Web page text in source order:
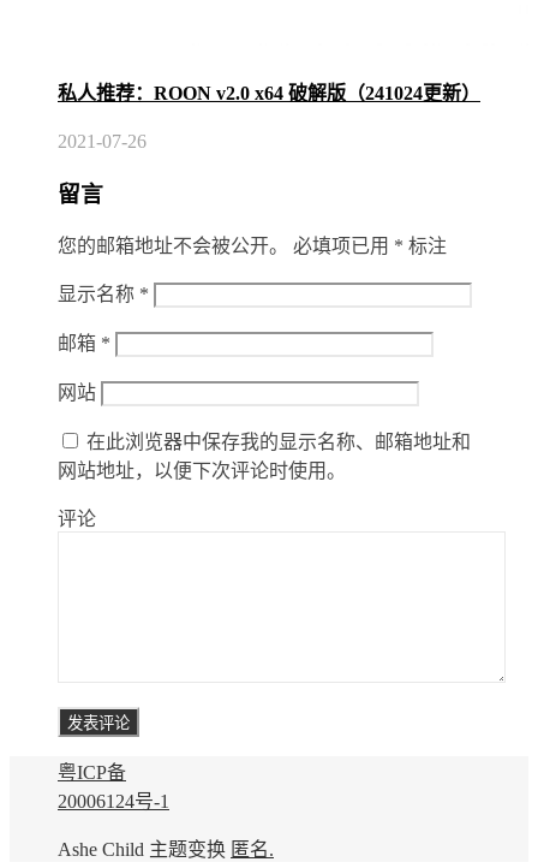
私人推荐：ROON v2.0 x64 破解版（241024更新）
2021-07-26
留言
您的邮箱地址不会被公开。 必填项已用 * 标注
显示名称 *
邮箱 *
网站
在此浏览器中保存我的显示名称、邮箱地址和
网站地址，以便下次评论时使用。
评论
粤ICP备
20006124号-1
Ashe Child 主题变换 匿名.